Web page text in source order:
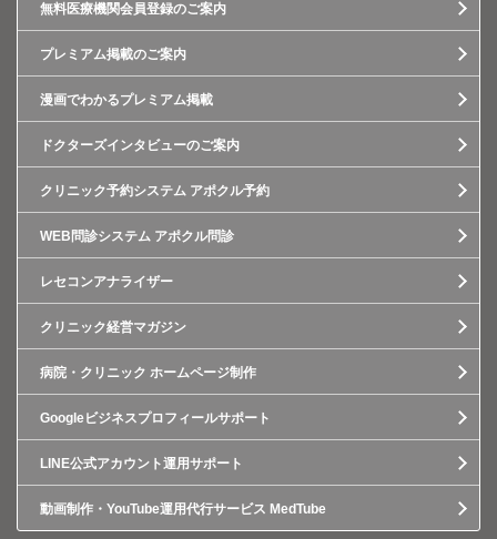
無料医療機関会員登録のご案内
プレミアム掲載のご案内
漫画でわかるプレミアム掲載
ドクターズインタビューのご案内
クリニック予約システム アポクル予約
WEB問診システム アポクル問診
レセコンアナライザー
クリニック経営マガジン
病院・クリニック ホームページ制作
Googleビジネスプロフィールサポート
LINE公式アカウント運用サポート
動画制作・YouTube運用代行サービス MedTube